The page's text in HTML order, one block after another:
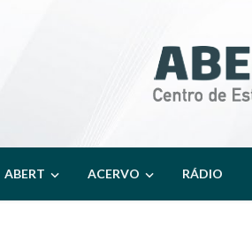
ABERT ACERVO RÁDIO